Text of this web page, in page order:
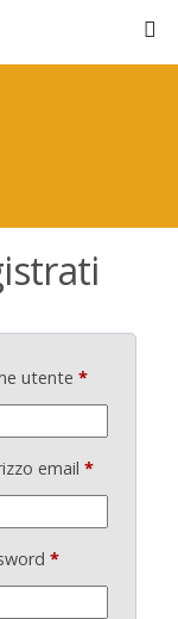
utente*
email*
*